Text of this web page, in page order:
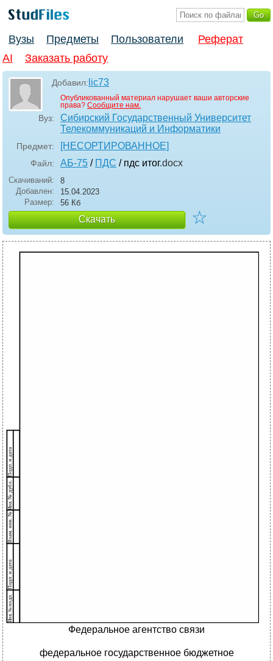
Вузы Предметы Пользователи
Реферат
AI
Заказать работу
Добавил: lic73
Опубликованный материал нарушает ваши авторские
права? Сообщите нам.
Вуз:
Сибирский Государственный Университет
Телекоммуникаций и Информатики
Предмет: [НЕСОРТИРОВАННОЕ]
Файл: АБ-75 / ПДС / пдс итог.docx
Скачиваний:
8
Добавлен:
15.04.2023
Размер:
56 Кб
Скачать ☆
Федеральное агентство связи
федеральное государственное бюджетное